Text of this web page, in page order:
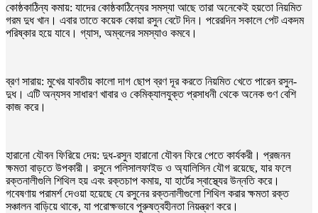
কোষ্ঠকাঠিন্য কমায়: যাদের কোষ্ঠকাঠিন্যের সমস্যা আছে তারা অনেকেই হয়তো নিয়মিত
গরম দুধ খান। এবার তাতে কয়েক কোয়া রসুন বেটে দিন। পরেরদিন সকালে পেট একদম
পরিষ্কার হয়ে যাবে। গ্যাস, অম্বলের সমস্যাও কমবে।
ব্রণ সারায়: মুখের যাবতীয় কালো দাগ ছোপ ব্রণ দূর করতে নিয়মিত খেতে পারেন রসুন-
দুধ। এটি অন্যসব সাধারণ খাবার ও কেমিক্যালযুক্ত প্রসাধনী থেকে অনেক গুণ বেশি
কাজ করে।
হারানো যৌবন ফিরিয়ে দেয়: দুধ-রসুন হারানো যৌবন ফিরে পেতে কার্যকরী। প্রজনন
ক্ষমতা বাড়তে উপকারী। রসুনে পলিসালফাইড ও অ্যালিসিন যৌগ রয়েছে, যার ফলে
রক্তনালীগুলি শিথিল হয় এবং রক্তচাপ কমায়, যা হার্টের স্বাস্থ্যের উন্নতি করে।
গবেষণায় পরামর্শ দেওয়া হয়েছে যে রসুনের রক্তনালীগুলো শিথিল করার ক্ষমতা রক্ত
সঞ্চালন বাড়িয়ে থাকে, যা পরোক্ষভাবে পুরুষত্বহীনতা নিয়ন্ত্রণ করে।